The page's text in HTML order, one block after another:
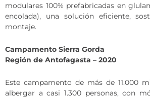
modulares 100% prefabricadas en
encolada), una solución eficiente,
montaje.
Campamento Sierra Gorda
Región de Antofagasta – 2020
Este campamento de más de 11.000
albergar a casi 1.300 personas, con